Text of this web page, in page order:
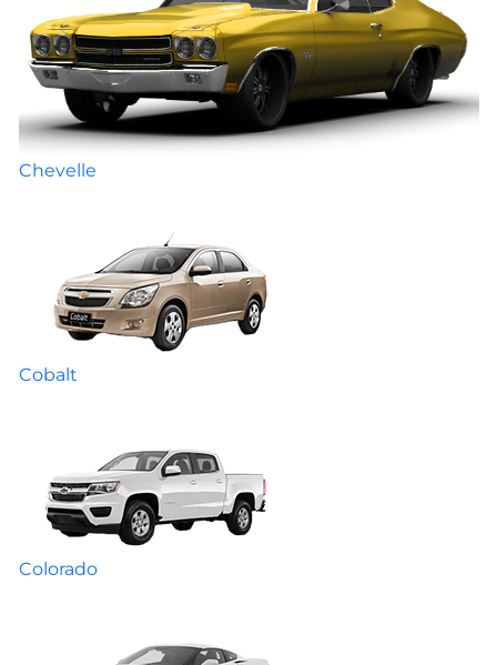
Chevelle
Cobalt
Colorado